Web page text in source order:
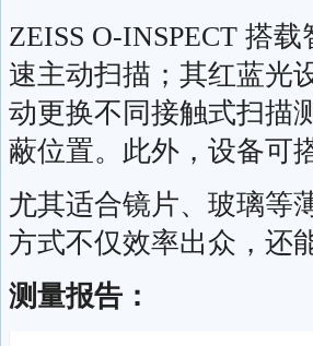
ZEISS O-INSPECT 搭
速主动扫描；其红蓝光
动更换不同接触式扫描
蔽位置。此外，设备可
尤其适合镜片、玻璃等
方式不仅效率出众，还
测量报告：